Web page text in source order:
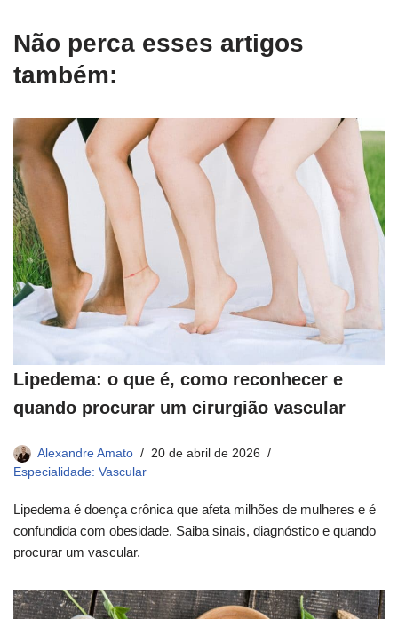
Não perca esses artigos
também:
Lipedema: o que é, como reconhecer e
quando procurar um cirurgião vascular
Alexandre Amato
20 de abril de 2026
Especialidade: Vascular
Lipedema é doença crônica que afeta milhões de mulheres e é
confundida com obesidade. Saiba sinais, diagnóstico e quando
procurar um vascular.